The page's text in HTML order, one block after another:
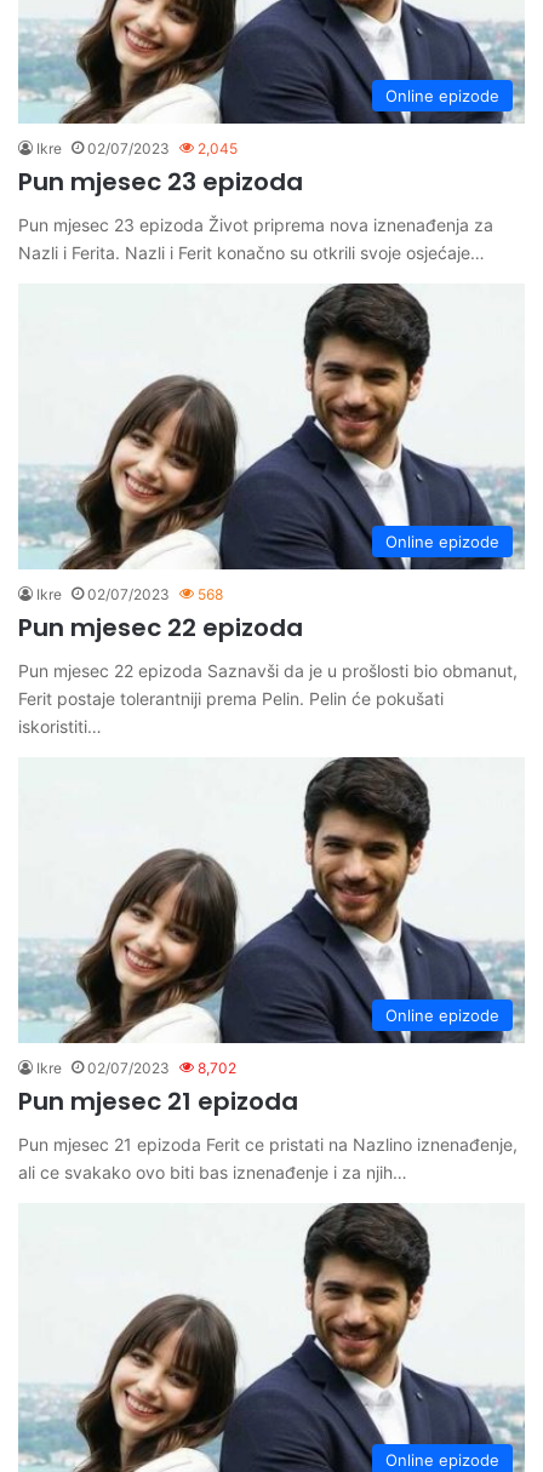
Online epizode
Ikre 02/07/2023 2,045
Pun mjesec 23 epizoda
Pun mjesec 23 epizoda Život priprema nova iznenađenja za
Nazli i Ferita. Nazli i Ferit konačno su otkrili svoje osjećaje…
Online epizode
Ikre 02/07/2023 568
Pun mjesec 22 epizoda
Pun mjesec 22 epizoda Saznavši da je u prošlosti bio obmanut,
Ferit postaje tolerantniji prema Pelin. Pelin će pokušati
iskoristiti…
Online epizode
Ikre 02/07/2023 8,702
Pun mjesec 21 epizoda
Pun mjesec 21 epizoda Ferit ce pristati na Nazlino iznenađenje,
ali ce svakako ovo biti bas iznenađenje i za njih…
Online epizode